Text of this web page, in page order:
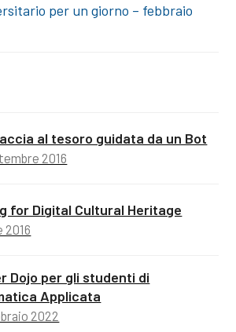
per un giorno – febbraio
al tesoro guidata da un Bot
2016
for Digital Cultural Heritage
2016
Dojo per gli studenti di
Applicata
2022